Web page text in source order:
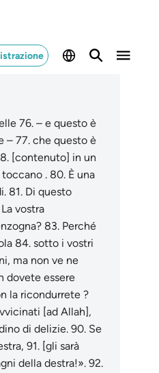
76. – e questo è
– 77. che questo è
. [contenuto] in un
toccano . 80. È una
81. Di questo
La vostra
83. Perché
84. sotto i vostri
ma non ve ne
dovete essere
la ricondurrete ?
[ad Allah],
di delizie. 90. Se
91. [gli sarà
della destra!». 92.